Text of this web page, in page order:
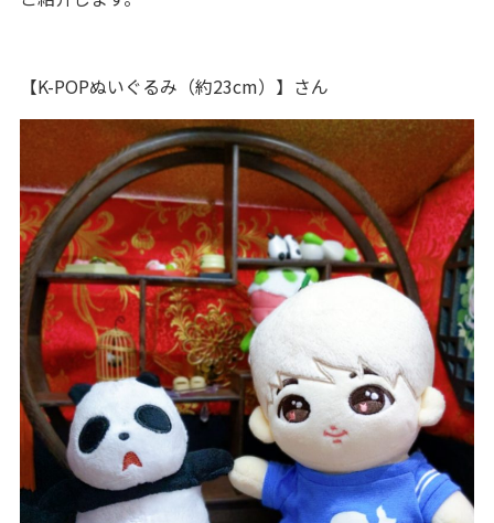
【K-POPぬいぐるみ（約23cm）】さん